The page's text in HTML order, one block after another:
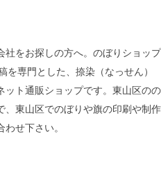
社をお探しの方へ。のぼりショップ
を専門とした、捺染（なっせん）
ット通販ショップです。東山区のの
、東山区でのぼりや旗の印刷や制作
せ下さい。